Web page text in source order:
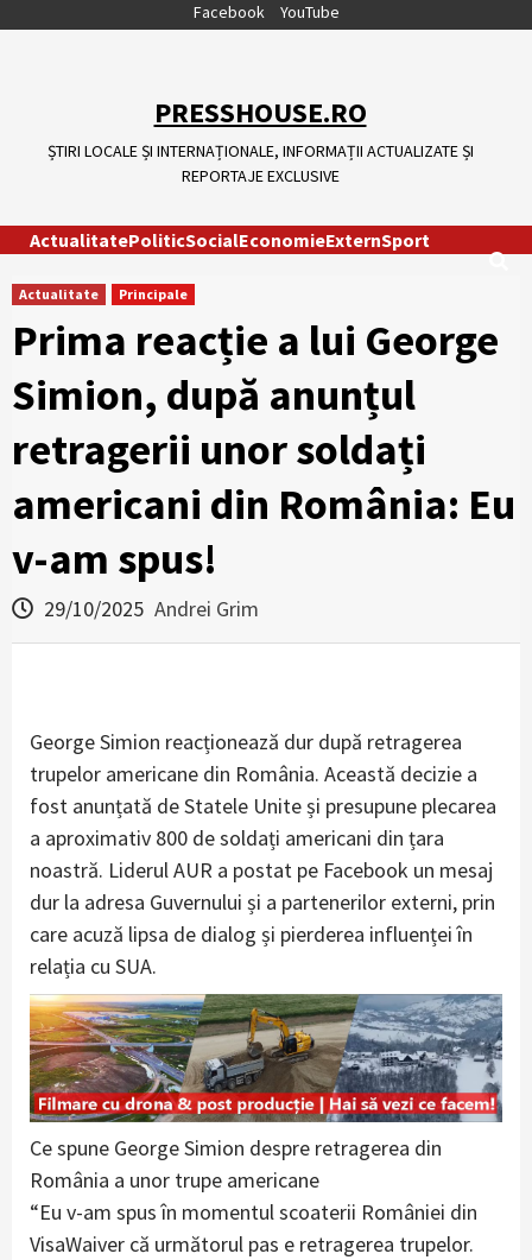
Facebook YouTube
PRESSHOUSE.RO
ȘTIRI LOCALE ȘI INTERNAȚIONALE, INFORMAȚII ACTUALIZATE ȘI
REPORTAJE EXCLUSIVE
ActualitatePoliticSocialEconomieExternSport
Actualitate Principale
Prima reacție a lui George
Simion, după anunțul
retragerii unor soldați
americani din România: Eu
v-am spus!
29/10/2025 Andrei Grim
George Simion reacționează dur după retragerea
trupelor americane din România. Această decizie a
fost anunțată de Statele Unite și presupune plecarea
a aproximativ 800 de soldați americani din țara
noastră. Liderul AUR a postat pe Facebook un mesaj
dur la adresa Guvernului și a partenerilor externi, prin
care acuză lipsa de dialog și pierderea influenței în
relația cu SUA.
Ce spune George Simion despre retragerea din
România a unor trupe americane
“Eu v-am spus în momentul scoaterii României din
VisaWaiver că următorul pas e retragerea trupelor.